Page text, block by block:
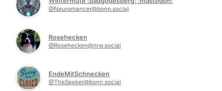
@Neuromancer@bonn.social
Rosehecken
@Rosehecken@nrw.social
EndeMitSchnecken
@TheSeeker@bonn.social